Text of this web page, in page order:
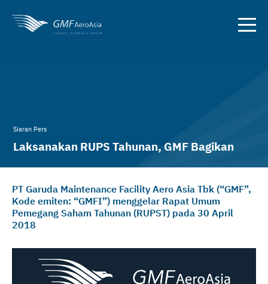
Siaran Pers
Laksanakan RUPS Tahunan, GMF Bagikan
PT Garuda Maintenance Facility Aero Asia Tbk (“GMF”,
Kode emiten: “GMFI”) menggelar Rapat Umum
Pemegang Saham Tahunan (RUPST) pada 30 April
2018